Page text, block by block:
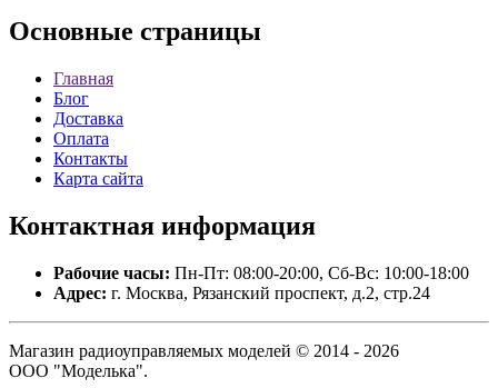
Основные страницы
Главная
Блог
Доставка
Оплата
Контакты
Карта сайта
Контактная информация
Рабочие часы: Пн-Пт: 08:00-20:00, Сб-Вс: 10:00-18:00
Адрес: г. Москва, Рязанский проспект, д.2, стр.24
Магазин радиоуправляемых моделей © 2014 - 2026
ООО "Моделька".